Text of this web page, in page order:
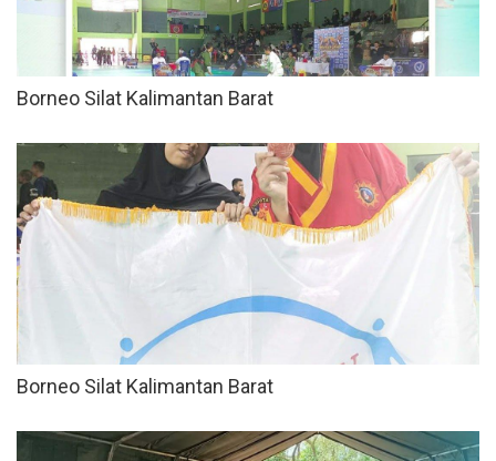
Borneo Silat Kalimantan Barat
Borneo Silat Kalimantan Barat